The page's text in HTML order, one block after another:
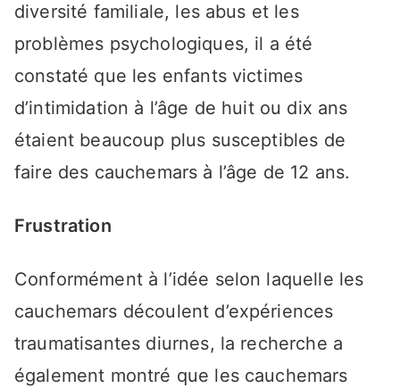
diversité familiale, les abus et les
problèmes psychologiques, il a été
constaté que les enfants victimes
d’intimidation à l’âge de huit ou dix ans
étaient beaucoup plus susceptibles de
faire des cauchemars à l’âge de 12 ans.
Frustration
Conformément à l’idée selon laquelle les
cauchemars découlent d’expériences
traumatisantes diurnes, la recherche a
également montré que les cauchemars